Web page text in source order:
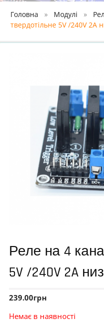
Головна Модулі
твердотільне 5V /240V 2A
Реле на 4
5V /240V 2A
239.00грн
Немає в наявності